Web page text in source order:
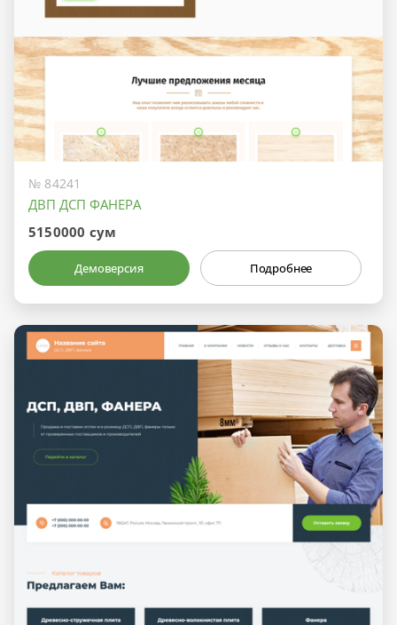
№ 84241
ДВП ДСП ФАНЕРА
5150000 сум
Демоверсия Подробнее